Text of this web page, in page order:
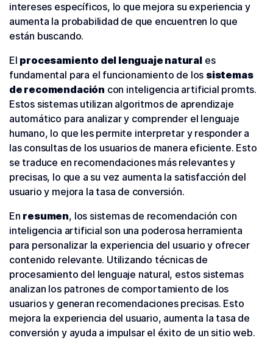
intereses específicos, lo que mejora su experiencia y
aumenta la probabilidad de que encuentren lo que
están buscando.
El procesamiento del lenguaje naturales
fundamental para el funcionamiento de los sistemas
de recomendación con inteligencia artificial promts.
Estos sistemas utilizan algoritmos de aprendizaje
automático para analizar y comprender el lenguaje
humano, lo que les permite interpretar y responder a
las consultas de los usuarios de manera eficiente. Esto
se traduce en recomendaciones más relevantes y
precisas, lo que a su vez aumenta la satisfacción del
usuario y mejora la tasa de conversión.
En resumen, los sistemas de recomendación con
inteligencia artificial son una poderosa herramienta
para personalizar la experiencia del usuario y ofrecer
contenido relevante. Utilizando técnicas de
procesamiento del lenguaje natural, estos sistemas
analizan los patrones de comportamiento de los
usuarios y generan recomendaciones precisas. Esto
mejora la experiencia del usuario, aumenta la tasa de
conversión y ayuda a impulsar el éxito de un sitio web.